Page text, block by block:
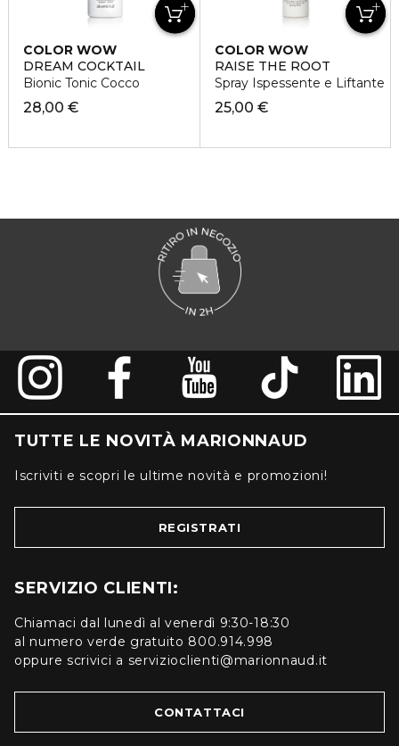
COLOR WOW
DREAM COCKTAIL
Bionic Tonic Cocco
28,00 €
COLOR WOW
RAISE THE ROOT
Spray Ispessente e Liftante
25,00 €
TUTTE LE NOVITÀ MARIONNAUD
Iscriviti e scopri le ultime novità e promozioni!
REGISTRATI
SERVIZIO CLIENTI:
Chiamaci dal lunedì al venerdì 9:30-18:30
al numero verde gratuito 800.914.998
oppure scrivici a servizioclienti@marionnaud.it
CONTATTACI